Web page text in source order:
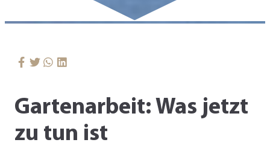
Gartenarbeit: Was jetzt
zu tun ist